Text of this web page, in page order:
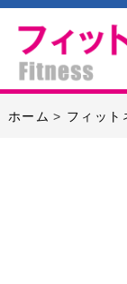
ホーム フィット